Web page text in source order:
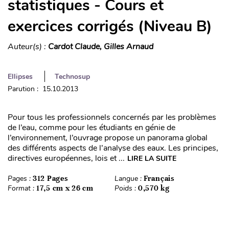
statistiques - Cours et
exercices corrigés (Niveau B)
Auteur(s) : Cardot Claude, Gilles Arnaud
Ellipses
Technosup
Parution : 15.10.2013
Pour tous les professionnels concernés par les problèmes
de l’eau, comme pour les étudiants en génie de
l’environnement, l’ouvrage propose un panorama global
des différents aspects de l’analyse des eaux. Les principes,
directives européennes, lois et ... LIRE LA SUITE
Pages : 312 Pages Langue : Français
Format : 17,5 cm x 26 cm Poids : 0,570 kg